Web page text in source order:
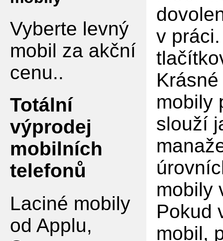
Vyberte levný
mobil za akční
cenu..
Totální
výprodej
mobilních
telefonů
Laciné mobily
od Applu,
v
mobily
slouží
mobily
Pokud
mobil,